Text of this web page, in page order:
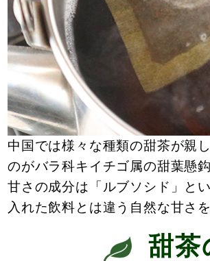
中国では様々な種類の甜茶が親
のがバラ科キイチゴ属の甜葉懸
甘さの成分は「ルブソシド」と
入れた飲料とは違う自然な甘さ
甜茶